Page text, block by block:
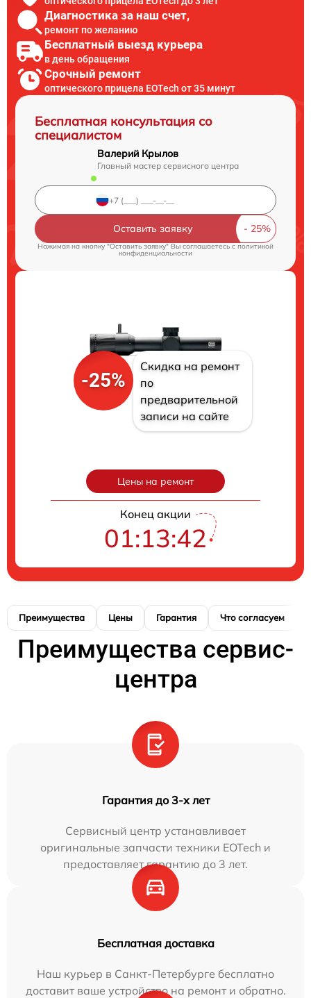
Диагностика за наш счет,
ремонт по желанию
Бесплатный выезд курьера
в день обращения
Срочный ремонт
оптического прицела EOTech от 35 минут
Бесплатная консультация со
специалистом
Валерий Крылов
Главный мастер сервисного центра
Оставить заявку
Нажимая на кнопку "Оставить заявку" Вы соглашаетесь cполитикой
конфиденциальности
-25%
Скидка на ремонт
по
предварительной
записи на сайте
Цены на ремонт
Конец акции
01:13:41
Преимущества Цены Гарантия Что согласуем
Преимущества сервис-
центра
Гарантия до 3-х лет
Сервисный центр устанавливает
оригинальные запчасти техники EOTech и
предоставляет гарантию до 3 лет.
Бесплатная доставка
Наш курьер в Санкт-Петербурге бесплатно
доставит ваше устройство на ремонт и обратно.